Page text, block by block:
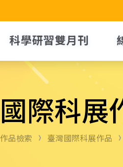
科學研習雙月刊
際科展
品檢索 臺灣國際科展作品